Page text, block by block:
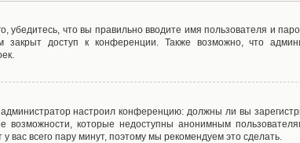
убедитесь, что вы правильно вводите имя пользователя и
доступ к конференции. Также возможно, что
настроил конференцию: должны ли вы
возможности, которые недоступны анонимным
вас всего пару минут, поэтому мы рекомендуем это сделать.